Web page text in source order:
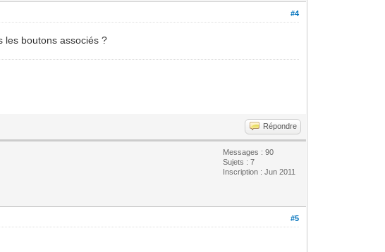
#4
les boutons associés ?
Répondre
Messages : 90
Sujets : 7
Inscription : Jun 2011
#5